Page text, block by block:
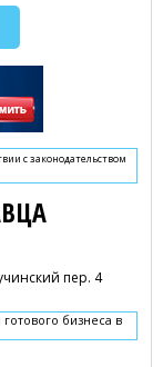
с законодательством
пер. 4
бизнеса в